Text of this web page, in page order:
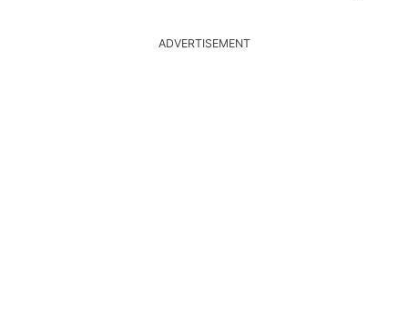
ADVERTISEMENT